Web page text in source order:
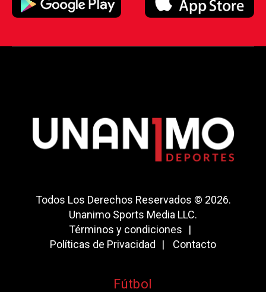
Todos Los Derechos Reservados © 2026.
Unanimo Sports Media LLC.
Términos y condiciones
Políticas de Privacidad
Contacto
Fútbol